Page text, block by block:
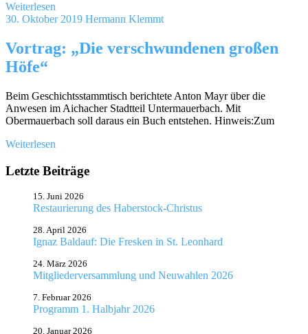
Weiterlesen
30. Oktober 2019 Hermann Klemmt
Vortrag: „Die verschwundenen großen
Höfe“
Beim Geschichtsstammtisch berichtete Anton Mayr über die
Anwesen im Aichacher Stadtteil Untermauerbach. Mit
Obermauerbach soll daraus ein Buch entstehen. Hinweis:Zum
Weiterlesen
Letzte Beiträge
Restaurierung des Haberstock-Christus
15. Juni 2026
Ignaz Baldauf: Die Fresken in St. Leonhard
28. April 2026
Mitgliederversammlung und Neuwahlen 2026
24. März 2026
Programm 1. Halbjahr 2026
7. Februar 2026
20. Januar 2026